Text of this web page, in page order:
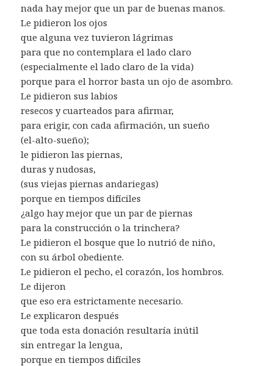
nada hay mejor que un par de buenas manos.
Le pidieron los ojos
que alguna vez tuvieron lágrimas
para que no contemplara el lado claro
(especialmente el lado claro de la vida)
porque para el horror basta un ojo de asombro.
Le pidieron sus labios
resecos y cuarteados para afirmar,
para erigir, con cada afirmación, un sueño
(el-alto-sueño);
le pidieron las piernas,
duras y nudosas,
(sus viejas piernas andariegas)
porque en tiempos difíciles
¿algo hay mejor que un par de piernas
para la construcción o la trinchera?
Le pidieron el bosque que lo nutrió de niño,
con su árbol obediente.
Le pidieron el pecho, el corazón, los hombros.
Le dijeron
que eso era estrictamente necesario.
Le explicaron después
que toda esta donación resultaría inútil
sin entregar la lengua,
porque en tiempos difíciles